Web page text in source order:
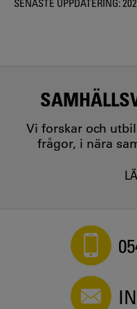
Vi forskar och
frågor, i nära